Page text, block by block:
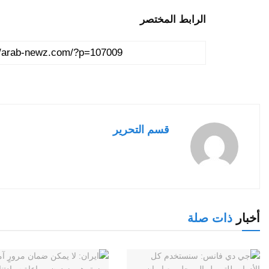
الرابط المختصر
قسم التحرير
أخبار ذات صلة